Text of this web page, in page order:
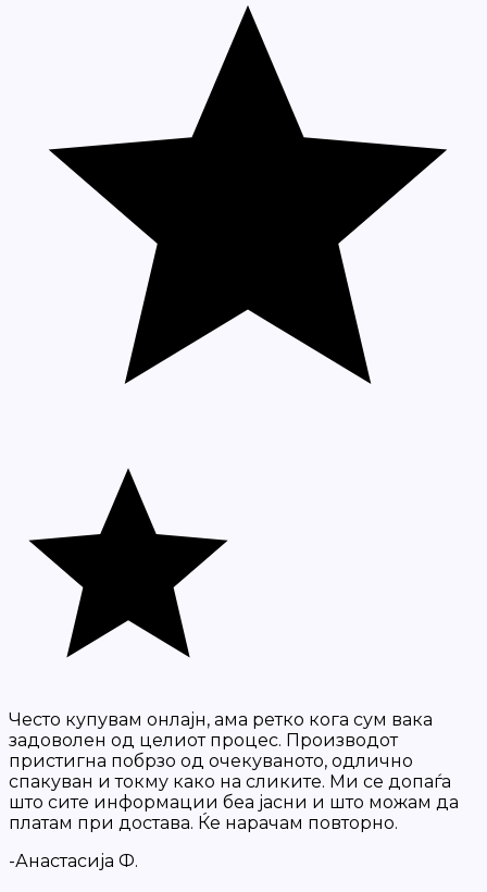
Често купувам онлајн, ама ретко кога сум вака
задоволен од целиот процес. Производот
пристигна побрзо од очекуваното, одлично
спакуван и токму како на сликите. Ми се допаѓа
што сите информации беа јасни и што можам да
платам при достава. Ќе нарачам повторно.
-Анастасија Ф.